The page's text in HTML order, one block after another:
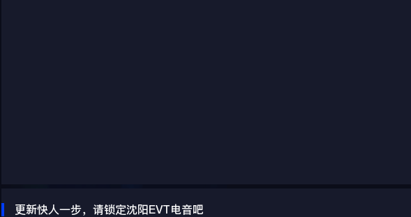
更新快人一步，请锁定沈阳EVT电音吧